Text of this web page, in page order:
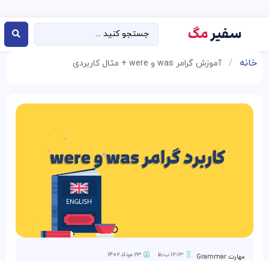
خانه / آموزش گرامر was و were + مثال کاربردی
مهارت Grammar ۱۲:۱۳ ب٫ظ ۲۳ مرداد ۱۴۰۲